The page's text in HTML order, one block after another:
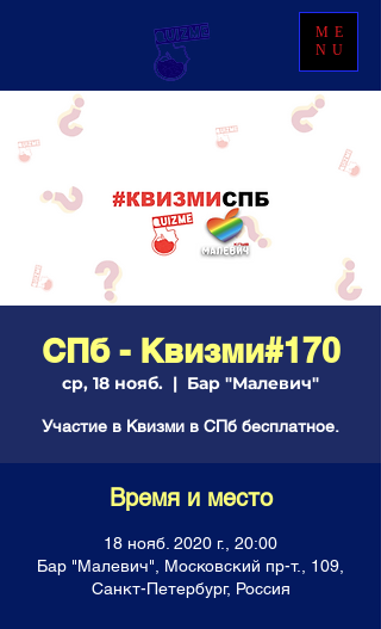
ME
NU
СПб - Квизми#170
ср, 18 нояб.
  |
Бар "Малевич"
Участие в Квизми в СПб бесплатное.
Время и место
18 нояб. 2020 г., 20:00
Бар "Малевич", Московский пр-т., 109,
Санкт-Петербург, Россия